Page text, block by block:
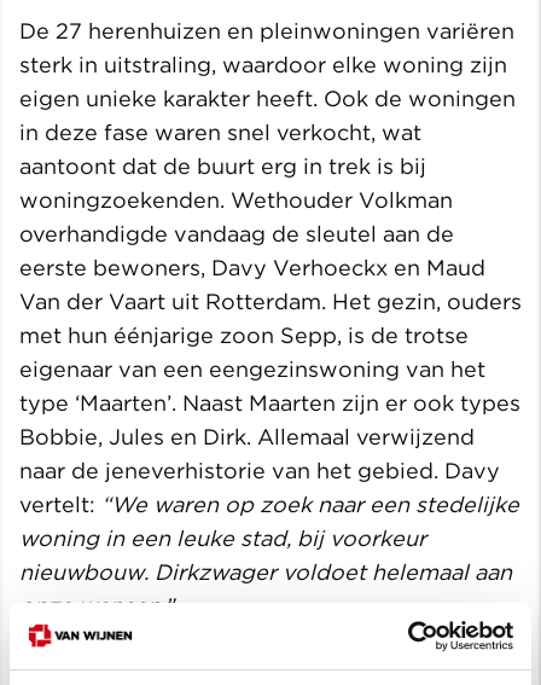
De 27 herenhuizen en pleinwoningen variëren
sterk in uitstraling, waardoor elke woning zijn
eigen unieke karakter heeft. Ook de woningen
in deze fase waren snel verkocht, wat
aantoont dat de buurt erg in trek is bij
woningzoekenden. Wethouder Volkman
overhandigde vandaag de sleutel aan de
eerste bewoners, Davy Verhoeckx en Maud
Van der Vaart uit Rotterdam. Het gezin, ouders
met hun éénjarige zoon Sepp, is de trotse
eigenaar van een eengezinswoning van het
type ‘Maarten’. Naast Maarten zijn er ook types
Bobbie, Jules en Dirk. Allemaal verwijzend
naar de jeneverhistorie van het gebied. Davy
vertelt: “We waren op zoek naar een stedelijke
woning in een leuke stad, bij voorkeur
nieuwbouw. Dirkzwager voldoet helemaal aan
onze wensen.”
Fase 3